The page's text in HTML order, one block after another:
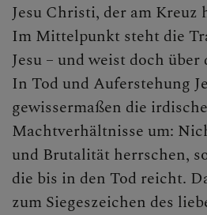
Jesu Christi, der am
Im Mittelpunkt steht die
Jesu – und weist doch
In Tod und Auferstehung
gewissermaßen die
Machtverhältnisse um:
und Brutalität herrschen,
die bis in den Tod reicht.
zum Siegeszeichen des